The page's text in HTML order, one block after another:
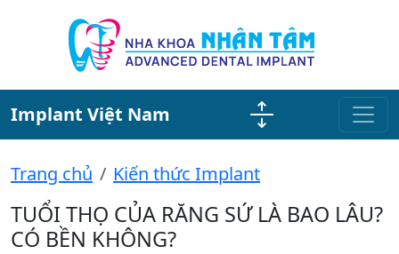
Implant Việt Nam
Trang chủ Kiến thức Implant
TUỔI THỌ CỦA RĂNG SỨ LÀ BAO LÂU?
CÓ BỀN KHÔNG?